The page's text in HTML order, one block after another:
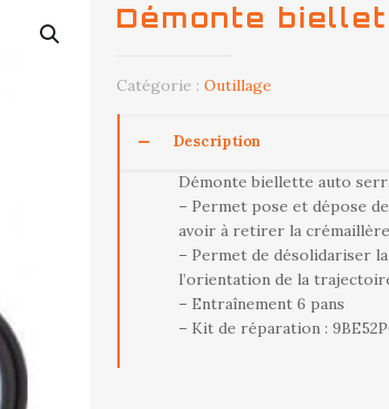
Démonte
Catégorie : Outillage
Description
Démonte biellette auto
– Permet pose et dépose
avoir à retirer la crémaillère
– Permet de désolidariser
l’orientation de la
– Entraînement 6 pans
– Kit de réparation :